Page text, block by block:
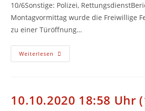
10/6Sonstige: Polizei,
Montagvormittag wurde die Freiwillige
zu einer Türöffnung…
Weiterlesen 12.10.2020
09:41
10.10.2020 18:58 Uhr